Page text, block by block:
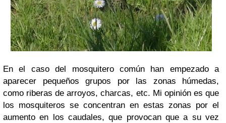
En el caso del mosquitero común han empezado a
aparecer pequeños grupos por las zonas húmedas,
como riberas de arroyos, charcas, etc. Mi opinión es que
los mosquiteros se concentran en estas zonas por el
aumento en los caudales, que provocan que a su vez